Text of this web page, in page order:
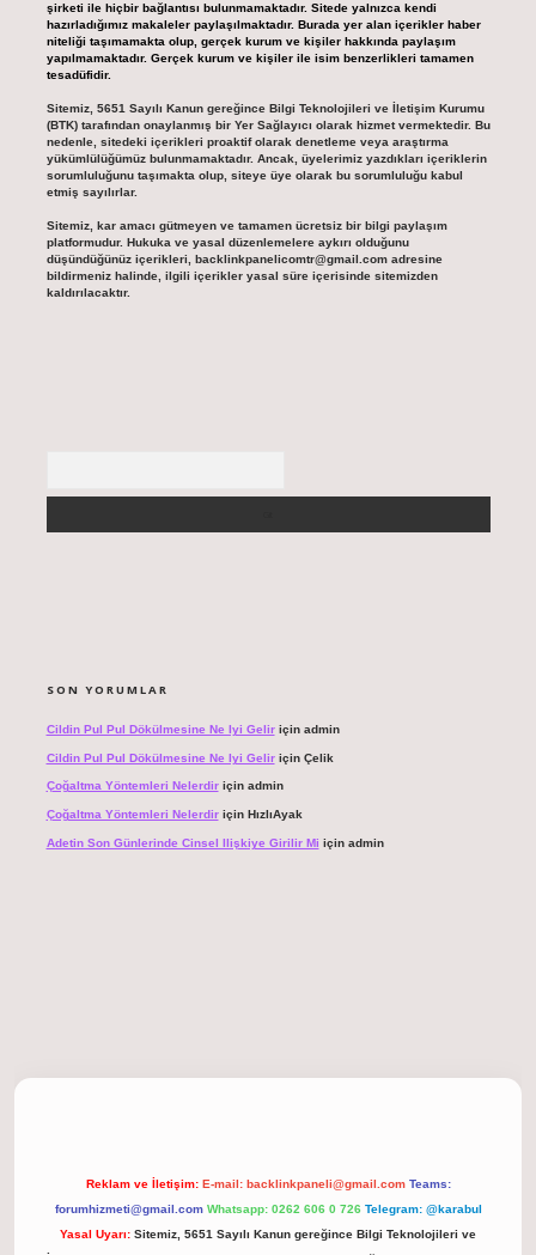
şirketi ile hiçbir bağlantısı bulunmamaktadır. Sitede yalnızca kendi
hazırladığımız makaleler paylaşılmaktadır. Burada yer alan içerikler haber
niteliği taşımamakta olup, gerçek kurum ve kişiler hakkında paylaşım
yapılmamaktadır. Gerçek kurum ve kişiler ile isim benzerlikleri tamamen
tesadüfidir.
Sitemiz, 5651 Sayılı Kanun gereğince Bilgi Teknolojileri ve İletişim Kurumu
(BTK) tarafından onaylanmış bir Yer Sağlayıcı olarak hizmet vermektedir. Bu
nedenle, sitedeki içerikleri proaktif olarak denetleme veya araştırma
yükümlülüğümüz bulunmamaktadır. Ancak, üyelerimiz yazdıkları içeriklerin
sorumluluğunu taşımakta olup, siteye üye olarak bu sorumluluğu kabul
etmiş sayılırlar.
Sitemiz, kar amacı gütmeyen ve tamamen ücretsiz bir bilgi paylaşım
platformudur. Hukuka ve yasal düzenlemelere aykırı olduğunu
düşündüğünüz içerikleri, backlinkpanelicomtr@gmail.comadresine
bildirmeniz halinde, ilgili içerikler yasal süre içerisinde sitemizden
kaldırılacaktır.
SON YORUMLAR
Cildin Pul Pul Dökülmesine Ne Iyi Geliriçin admin
Cildin Pul Pul Dökülmesine Ne Iyi Geliriçin Çelik
Çoğaltma Yöntemleri Nelerdiriçin admin
Çoğaltma Yöntemleri Nelerdiriçin HızlıAyak
Adetin Son Günlerinde Cinsel Ilişkiye Girilir Mi için admin
Reklam ve İletişim: E-mail: backlinkpaneli@gmail.com Teams:
forumhizmeti@gmail.com Whatsapp: 0262 606 0 726 Telegram: @karabul
Yasal Uyarı: Sitemiz, 5651 Sayılı Kanun gereğince Bilgi Teknolojileri ve